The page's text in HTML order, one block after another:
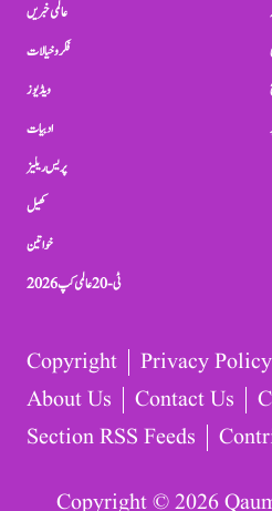
عالمی خبریں
فکر و خیالات
ویڈیوز
ادبیات
پریس ریلیز
کھیل
خواتین
ٹی-20 عالمی کپ 2026
Copyright Privacy Policy
About Us
Contact Us
Section RSS Feeds
Copyright © 2026